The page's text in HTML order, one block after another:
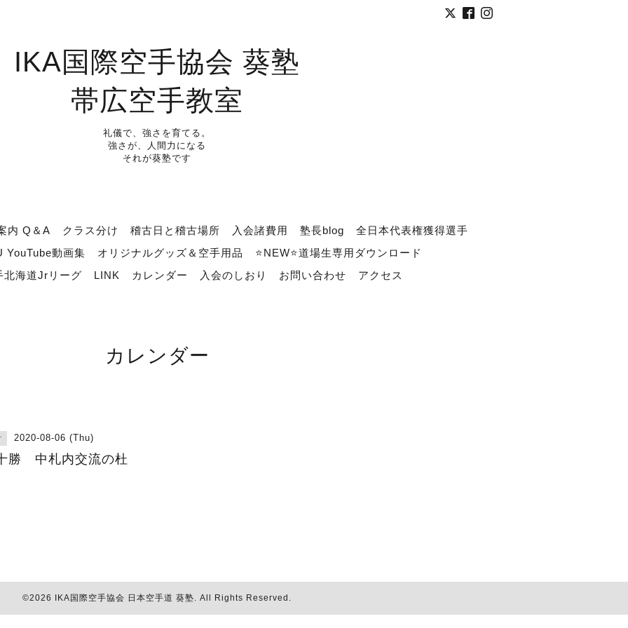
IKA国際空手協会 葵塾
帯広空手教室
礼儀で、強さを育てる。
強さが、人間力になる
それが葵塾です
内 Q＆A クラス分け 稽古日と稽古場所 入会諸費用 塾長blog
全日本代表権獲得選手
YouTube動画集
オリジナルグッズ＆空手用品
⭐NEW⭐道場生専用ダウンロード
北海道Jrリーグ
LINK カレンダー 入会のしおり お問い合わせ アクセス
カレンダー
2020-08-06 (Thu)
勝 中札内交流の杜
©2026 IKA国際空手協会 日本空手道 葵塾. All Rights Reserved.